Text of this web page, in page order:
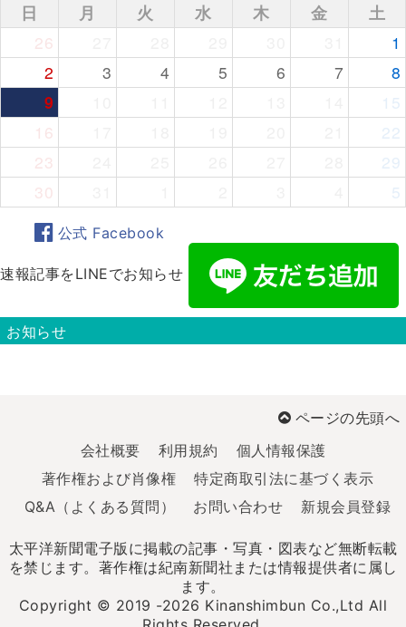
日 月 火 水 木 金
土
26
1
2
3 4 5 6 7
8
9
15
16
22
23
29
30
5
公式 Facebook
速報記事をLINEでお知らせ
お知らせ
ページの先頭へ
会社概要
利用規約
個人情報保護
著作権および肖像権
特定商取引法に基づく表示
Q&A（よくある質問）
お問い合わせ 新規会員登録
太平洋新聞電子版に掲載の記事・写真・図表など無断転載
を禁じます。著作権は紀南新聞社または情報提供者に属し
ます。
Copyright © 2019 -2026 Kinanshimbun Co.,Ltd All